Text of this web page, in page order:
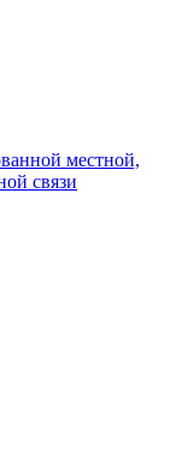
местной,
связи